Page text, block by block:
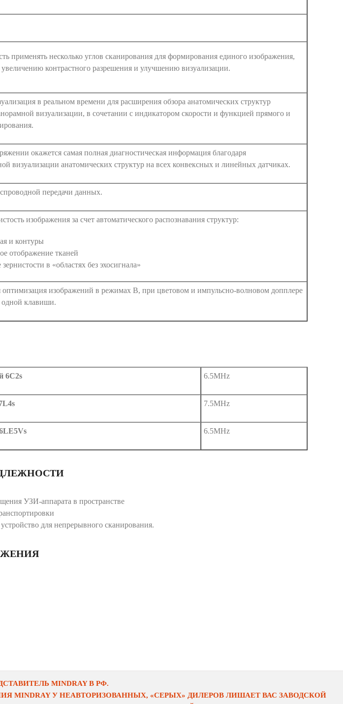
применять несколько углов сканирования для формирования единого изображения,
контрастного разрешения и улучшению визуализации.
в реальном времени для расширения обзора анатомических структур
визуализации, в сочетании с индикатором скорости и функцией прямого и
окажется самая полная диагностическая информация благодаря
визуализации анатомических структур на всех конвексных и линейных датчиках.
передачи данных.
изображения за счет автоматического распознавания структур:
и контуры
отображение тканей
в «областях без эхосигнала»
оптимизация изображений в режимах В, при цветовом и импульсно-волновом допплере
клавиши.
6C2s 6.5MHz
7.5MHz
6.5MHz
УЗИ-аппарата в пространстве
для непрерывного сканирования.
MINDRAY В РФ.
У НЕАВТОРИЗОВАННЫХ, «СЕРЫХ» ДИЛЕРОВ ЛИШАЕТ ВАС ЗАВОДСКОЙ